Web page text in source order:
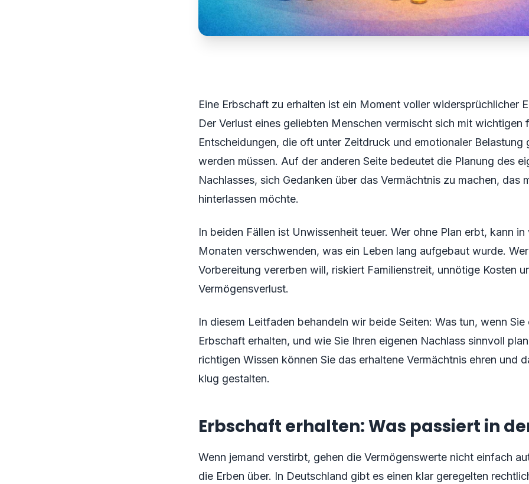
Eine Erbschaft zu erhalten ist ein Moment voller widersprüchlicher
Der Verlust eines geliebten Menschen vermischt sich mit wichtigen
Entscheidungen, die oft unter Zeitdruck und emotionaler Belastung
werden müssen. Auf der anderen Seite bedeutet die Planung des
Nachlasses, sich Gedanken über das Vermächtnis zu machen, das
hinterlassen möchte.
In beiden Fällen ist Unwissenheit teuer. Wer ohne Plan erbt, kann in
Monaten verschwenden, was ein Leben lang aufgebaut wurde.
Vorbereitung vererben will, riskiert Familienstreit, unnötige Kosten
Vermögensverlust.
In diesem Leitfaden behandeln wir beide Seiten: Was tun, wenn Sie
Erbschaft erhalten, und wie Sie Ihren eigenen Nachlass sinnvoll
richtigen Wissen können Sie das erhaltene Vermächtnis ehren und
klug gestalten.
Erbschaft erhalten: Was passiert in
Wenn jemand verstirbt, gehen die Vermögenswerte nicht einfach
die Erben über. In Deutschland gibt es einen klar geregelten